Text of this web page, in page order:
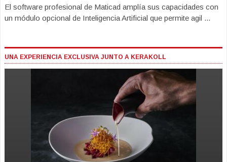
El software profesional de Maticad amplía sus capacidades con
un módulo opcional de Inteligencia Artificial que permite agil ...
UNA EXPERIENCIA EXCLUSIVA JUNTO A KERAKOLL